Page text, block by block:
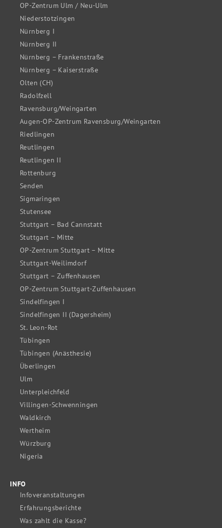
OP-Zentrum Ulm / Neu-Ulm
Niederstotzingen
Nürnberg I
Nürnberg II
Nürnberg – Frankenstraße
Nürnberg – Kaiserstraße
Olten (CH)
Radolfzell
Ravensburg/Weingarten
Augen-OP-Zentrum Ravensburg/Weingarten
Riedlingen
Reutlingen
Reutlingen II
Rottenburg
Senden
Sigmaringen
Stutensee
Stuttgart – Bad Cannstatt
Stuttgart – Mitte
OP-Zentrum Stuttgart – Mitte
Stuttgart-Weilimdorf
Stuttgart – Zuffenhausen
OP-Zentrum Stuttgart-Zuffenhausen
Sindelfingen I
Sindelfingen II (Dagersheim)
St. Leon-Rot
Tübingen
Tübingen (Anästhesie)
Überlingen
Ulm
Unterpleichfeld
Villingen-Schwenningen
Waldkirch
Wertheim
Würzburg
Nigeria
INFO
Infoveranstaltungen
Erfahrungsberichte
Was zahlt die Kasse?